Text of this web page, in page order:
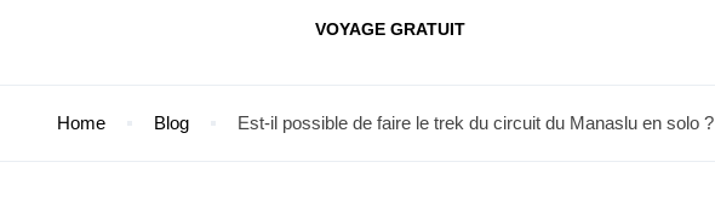
VOYAGE GRATUIT
Home Blog Est-il possible de faire le trek du circuit du Manaslu en solo ?